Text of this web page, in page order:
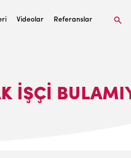
Videolar
Referanslar
IŞÇI